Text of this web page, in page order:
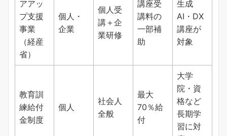
アアッ
プ支援
事業
（経産
省）
個人・
企業
個人受
講＋企
業研修
講座受
講料の
一部補
助
生成
AI・DX
講座が
対象
教育訓
練給付
金制度
個人
社会人
全般
最大
70％給
付
大学
院・資
格など
長期学
習に対